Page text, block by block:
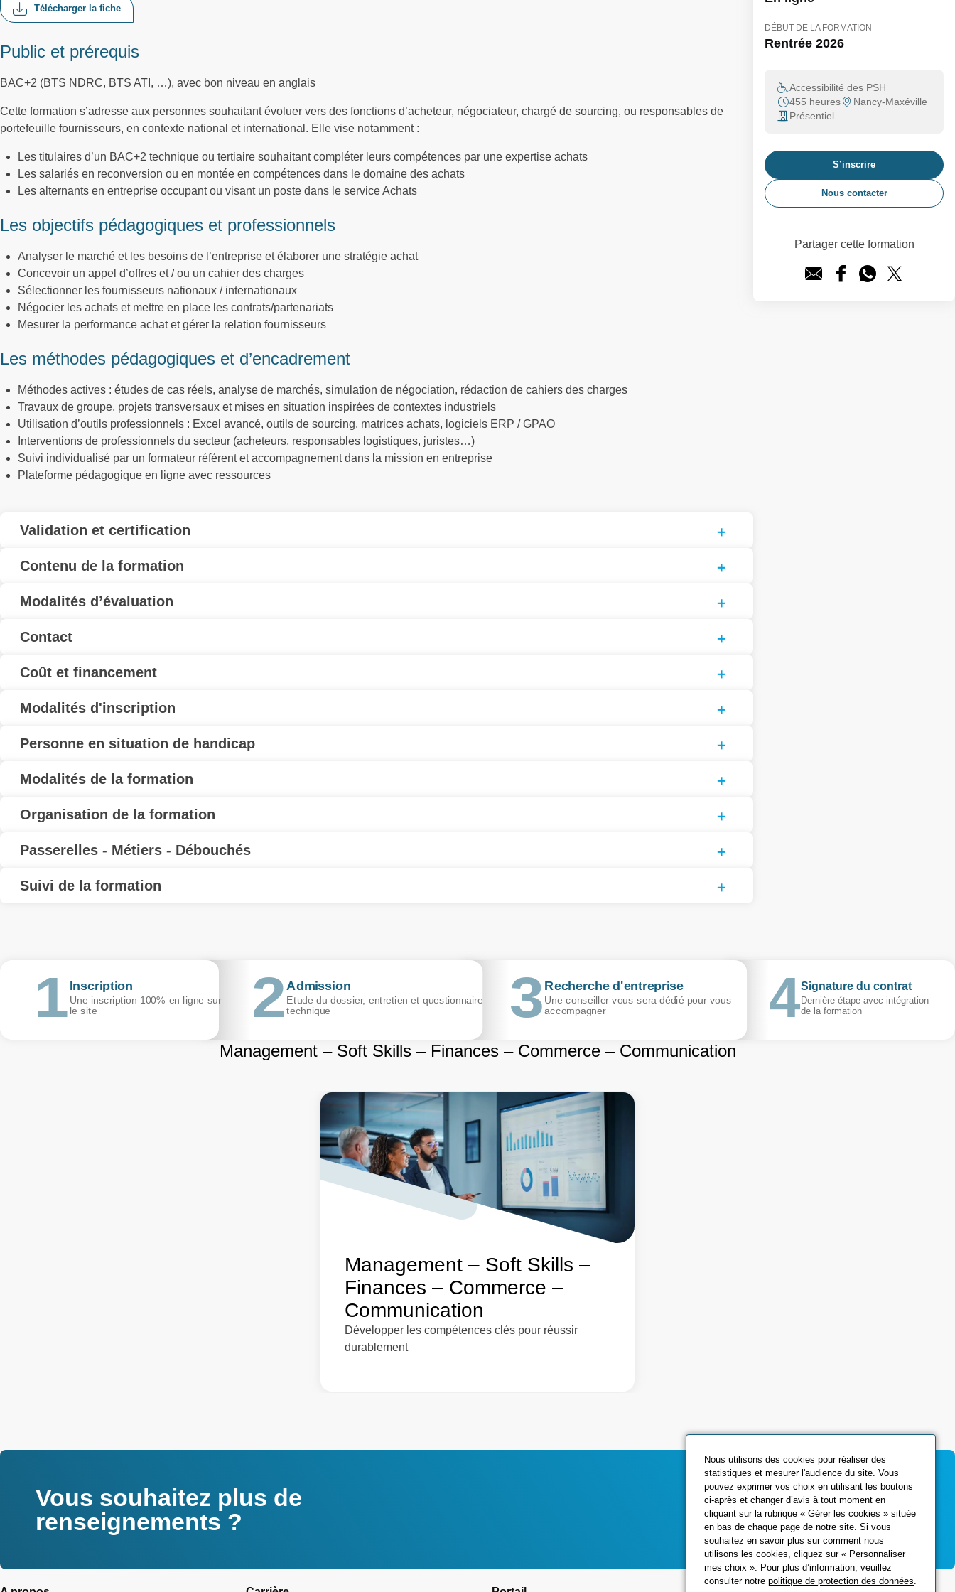
Télécharger la fiche
Public et prérequis
BAC+2 (BTS NDRC, BTS ATI, …), avec bon niveau en anglais
Cette formation s’adresse aux personnes souhaitant évoluer vers des fonctions d’acheteur, négociateur, chargé de sourcing, ou responsables de
portefeuille fournisseurs, en contexte national et international. Elle vise notamment :
Les titulaires d’un BAC+2 technique ou tertiaire souhaitant compléter leurs compétences par une expertise achats
Les salariés en reconversion ou en montée en compétences dans le domaine des achats
Les alternants en entreprise occupant ou visant un poste dans le service Achats
Les objectifs pédagogiques et professionnels
Analyser le marché et les besoins de l’entreprise et élaborer une stratégie achat
Concevoir un appel d’offres et / ou un cahier des charges
Sélectionner les fournisseurs nationaux / internationaux
Négocier les achats et mettre en place les contrats/partenariats
Mesurer la performance achat et gérer la relation fournisseurs
Les méthodes pédagogiques et d’encadrement
Méthodes actives : études de cas réels, analyse de marchés, simulation de négociation, rédaction de cahiers des charges
Travaux de groupe, projets transversaux et mises en situation inspirées de contextes industriels
Utilisation d’outils professionnels : Excel avancé, outils de sourcing, matrices achats, logiciels ERP / GPAO
Interventions de professionnels du secteur (acheteurs, responsables logistiques, juristes…)
Suivi individualisé par un formateur référent et accompagnement dans la mission en entreprise
Plateforme pédagogique en ligne avec ressources
Validation et certification
Contenu de la formation
Modalités d’évaluation
Contact
Coût et financement
Modalités d'inscription
Personne en situation de handicap
Modalités de la formation
Organisation de la formation
Passerelles - Métiers - Débouchés
Suivi de la formation
DÉBUT DE LA FORMATION
Rentrée 2026
Accessibilité des PSH
455 heures
Nancy-Maxéville
Présentiel
S’inscrire
Nous contacter
Partager cette formation
Inscription
Une inscription 100% en ligne sur
le site
Admission
Etude du dossier, entretien et questionnaire
technique
Recherche d'entreprise
Une conseiller vous sera dédié pour vous
accompagner
Signature du contrat
Dernière étape avec intégration
de la formation
Management – Soft Skills – Finances – Commerce – Communication
Management – Soft Skills –
Finances – Commerce –
Communication
Développer les compétences clés pour réussir
durablement
Vous souhaitez plus de
renseignements ?
Contactez-nous
Nous utilisons des cookies pour réaliser des
statistiques et mesurer l'audience du site. Vous
pouvez exprimer vos choix en utilisant les boutons
ci-après et changer d’avis à tout moment en
cliquant sur la rubrique « Gérer les cookies » située
en bas de chaque page de notre site. Si vous
souhaitez en savoir plus sur comment nous
utilisons les cookies, cliquez sur « Personnaliser
mes choix ». Pour plus d’information, veuillez
consulter notrepolitique de protection des données.